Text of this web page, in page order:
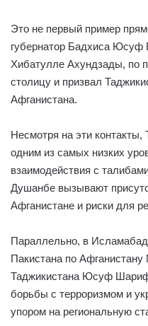
Это не первый пример
губернатор Бадхиса Юсуф
Хибатулле Ахундзады, по
столицу и призвал
Афганистана.
Несмотря на эти контакты,
одним из самых низких
взаимодействия с
Душанбе вызывают
Афганистане и риски для
Параллельно, в
Пакистана по
Таджикистана Юсуф
борьбы с терроризмом и
упором на региональную